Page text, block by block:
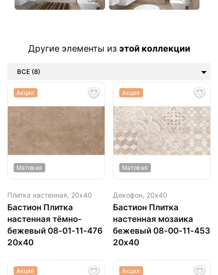
Другие элементы из этой коллекции
ВСЕ (8)
Акция
Матовая
Плитка настенная, 20х40
Бастион Плитка
настенная тёмно-
бежевый 08-01-11-476
20х40
Акция
Матовая
Декофон, 20х40
Бастион Плитка
настенная мозаика
бежевый 08-00-11-453
20х40
Акция Акция